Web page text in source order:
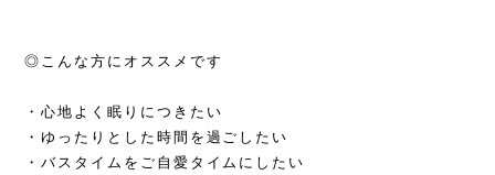
◎こんな方にオススメです
・心地よく眠りにつきたい
・ゆったりとした時間を過ごしたい
・バスタイムをご自愛タイムにしたい